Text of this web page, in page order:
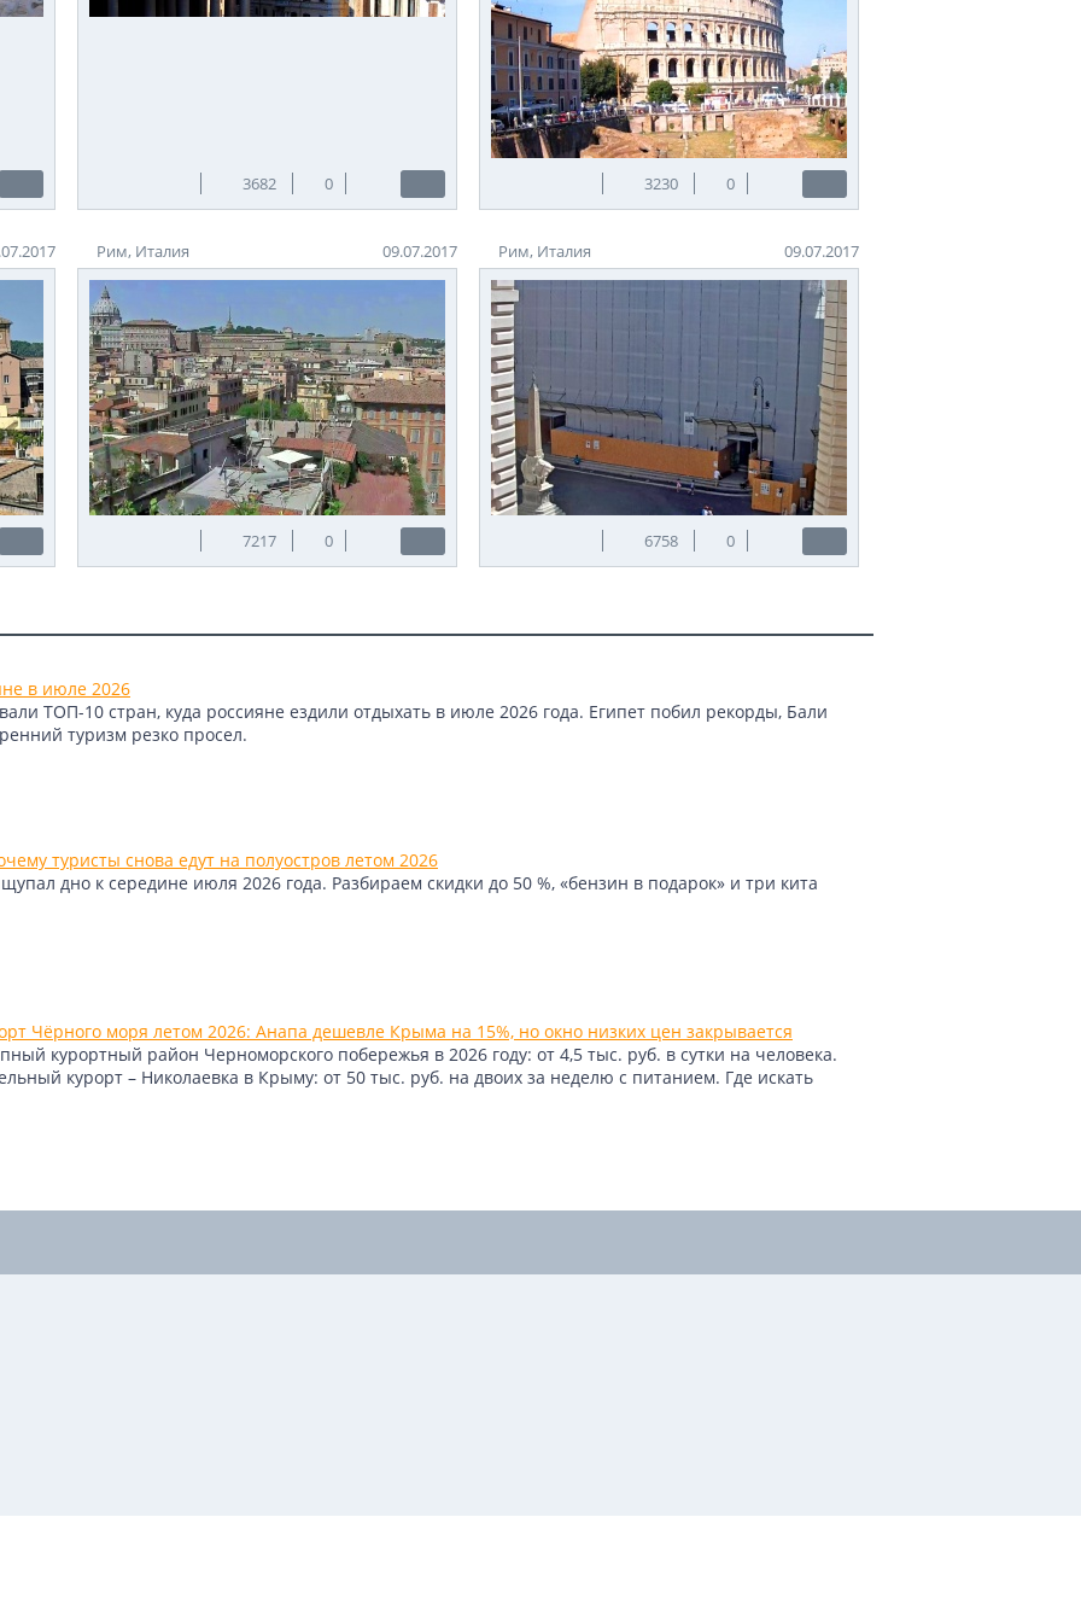
3682 0 3230 0
Рим, Италия 09.07.2017
7217 0
Рим, Италия 09.07.2017
6758 0
в июле 2026
ТОП-10 стран, куда россияне ездили отдыхать в июле 2026 года. Египет побил рекорды, Бали
туризм резко просел.
туристы снова едут на полуостров летом 2026
дно к середине июля 2026 года. Разбираем скидки до 50 %, «бензин в подарок» и три кита
Чёрного моря летом 2026: Анапа дешевле Крыма на 15%, но окно низких цен закрывается
курортный район Черноморского побережья в 2026 году: от 4,5 тыс. руб. в сутки на человека.
курорт – Николаевка в Крыму: от 50 тыс. руб. на двоих за неделю с питанием. Где искать